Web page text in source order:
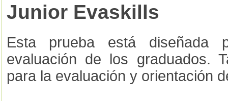
Junior Evaskills
Esta prueba está diseñada
evaluación de los graduados.
para la evaluación y orientación